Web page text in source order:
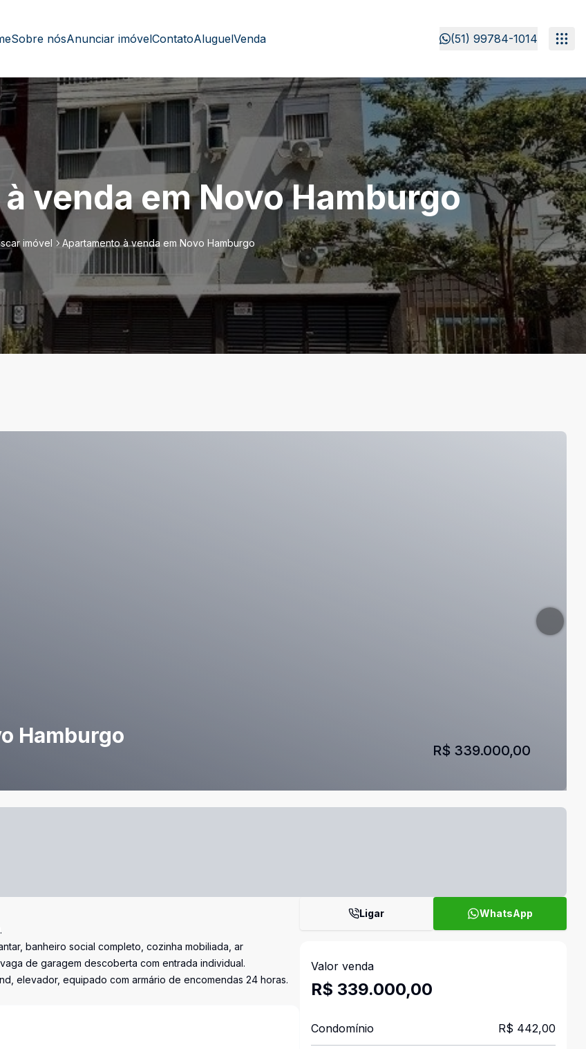
Sobre nósAnunciar imóvelContatoAluguelVenda (51) 99784-1014
venda em Novo Hamburgo
imóvel Apartamento à venda em Novo Hamburgo
Hamburgo
R$ 339.000,00
banheiro social completo, cozinha mobiliada, ar
de garagem descoberta com entrada individual.
elevador, equipado com armário de encomendas 24 horas.
Ligar WhatsApp
Valor venda
R$ 339.000,00
Condomínio R$ 442,00